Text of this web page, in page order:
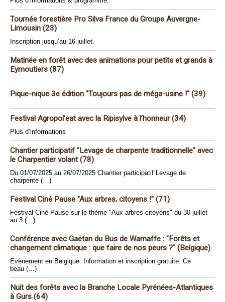
Tournée forestière Pro Silva France du Groupe Auvergne-
Limousin (23)
Inscription jusqu’au 16 juillet.
Matinée en forêt avec des animations pour petits et grands à
Eymoutiers (87)
Pique-nique 3e édition "Toujours pas de méga-usine !" (39)
Festival Agropol’eat avec la Ripisylve à l’honneur (34)
Plus d’informations
Chantier participatif "Levage de charpente traditionnelle" avec
le Charpentier volant (78)
Du 01/07/2025 au 26/07/2025 Chantier participatif Levage de
charpente (…)
Festival Ciné Pause "Aux arbres, citoyens !" (71)
Festival Ciné-Pause sur le thème "Aux arbres citoyens" du 30 juillet
au 3 (…)
Conférence avec Gaëtan du Bus de Warnaffe : "Forêts et
changement climatique : que faire de nos peurs ?" (Belgique)
Evènement en Belgique. Information et inscription gratuite. Ce
beau (…)
Nuit des forêts avec la Branche Locale Pyrénées-Atlantiques
à Gurs (64)